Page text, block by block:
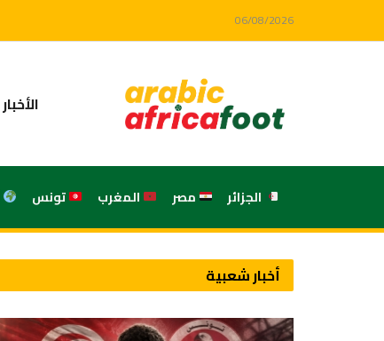
06/08/2026
الأخبار
الجزائر مصر المغرب تونس
أخبار شعبية